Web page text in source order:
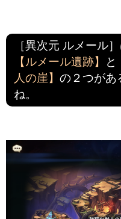
［異次元 ルメール
【ルメール遺跡】
と
人の崖】 の２つがあ
ね。